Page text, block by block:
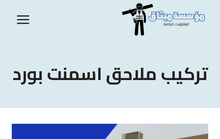
تركيب ملاحق اسمنت بورد